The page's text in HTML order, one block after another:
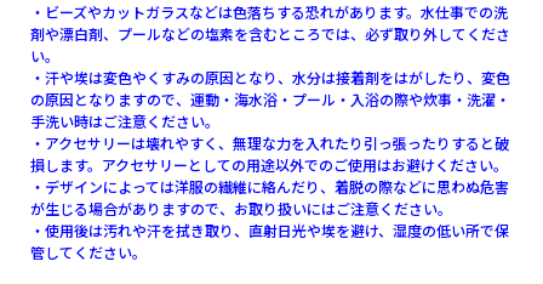
・ビーズやカットガラスなどは色落ちする恐れがあります。水仕事での洗
剤や漂白剤、プールなどの塩素を含むところでは、必ず取り外してくださ
い。
・汗や埃は変色やくすみの原因となり、水分は接着剤をはがしたり、変色
の原因となりますので、運動・海水浴・プール・入浴の際や炊事・洗濯・
手洗い時はご注意ください。
・アクセサリーは壊れやすく、無理な力を入れたり引っ張ったりすると破
損します。アクセサリーとしての用途以外でのご使用はお避けください。
・デザインによっては洋服の繊維に絡んだり、着脱の際などに思わぬ危害
が生じる場合がありますので、お取り扱いにはご注意ください。
・使用後は汚れや汗を拭き取り、直射日光や埃を避け、湿度の低い所で保
管してください。